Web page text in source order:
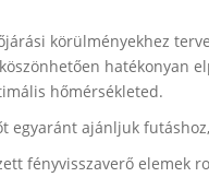
körülményekhez
hatékonyan
hőmérsékleted.
egyaránt ajánljuk
fényvisszaverő elemek